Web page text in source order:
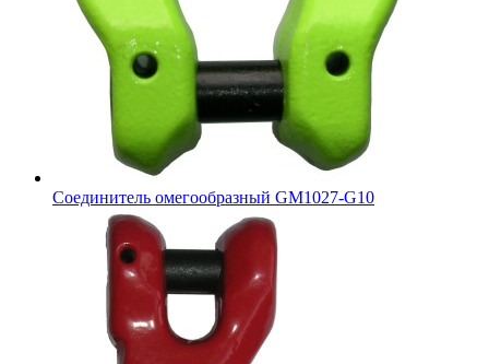
Соединитель омегообразный GM1027-G10